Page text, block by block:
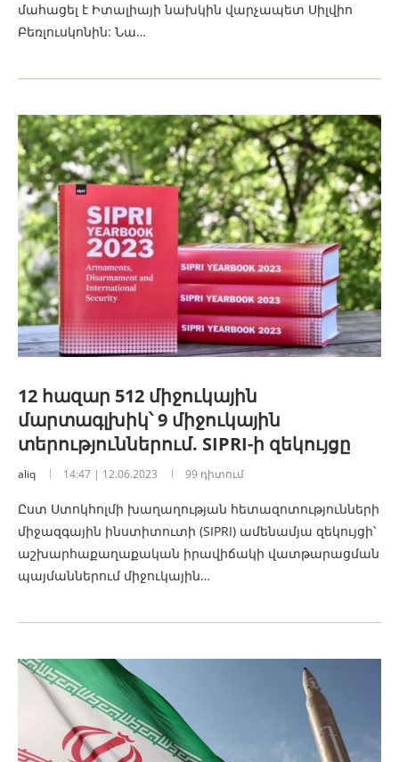
մահացել է Իտալիայի նախկին վարչապետ Սիլվիո
Բեռլուսկոնին: Նա…
12 հազար 512 միջուկային
մարտագլխիկ՝ 9 միջուկային
տերություններում. SIPRI-ի զեկույցը
aliq 14:47 | 12.06.2023 99 դիտում
Ըստ Ստոկհոլմի խաղաղության հետազոտությունների
միջազգային ինստիտուտի (SIPRI) ամենամյա զեկույցի՝
աշխարհաքաղաքական իրավիճակի վատթարացման
պայմաններում միջուկային…